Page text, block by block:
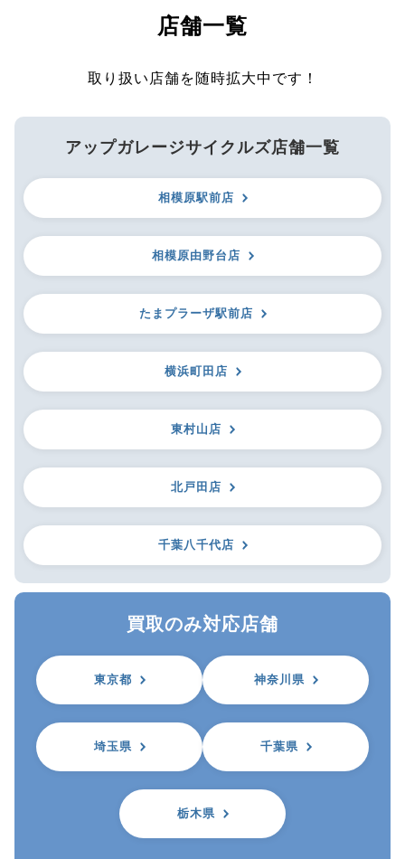
店舗一覧
取り扱い店舗を随時拡大中です！
アップガレージサイクルズ店舗一覧
相模原駅前店
相模原由野台店
たまプラーザ駅前店
横浜町田店
東村山店
北戸田店
千葉八千代店
買取のみ対応店舗
東京都 神奈川県
埼玉県 千葉県
栃木県